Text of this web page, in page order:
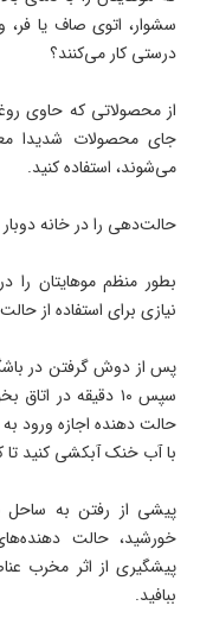
سشوار، اتوی صاف یا فر،
درستی کار می‌کنند؟
جای محصولات شدیدا
می‌شوند، استفاده کنید.
حالت‌دهی را در خانه دوبار
بطور منظم موهایتان را
نیازی برای استفاده از
پس از دوش گرفتن در
سپس ۱۰ دقیقه در
حالت دهنده اجازه ورود
با آب خنک آبکشی کنید تا
پیشی از رفتن به ساحل
پیشگیری از اثر مخرب
ببافید.